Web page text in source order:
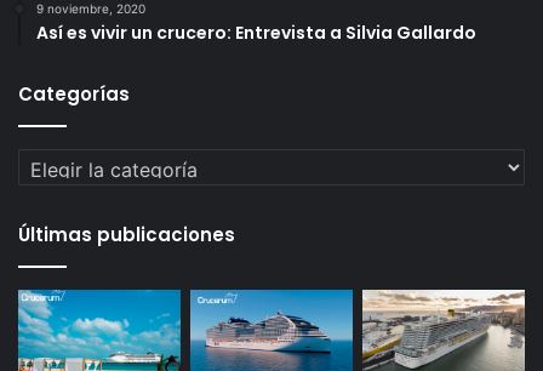
9 noviembre, 2020
Así es vivir un crucero: Entrevista a Silvia Gallardo
Categorías
Categorías
Últimas publicaciones